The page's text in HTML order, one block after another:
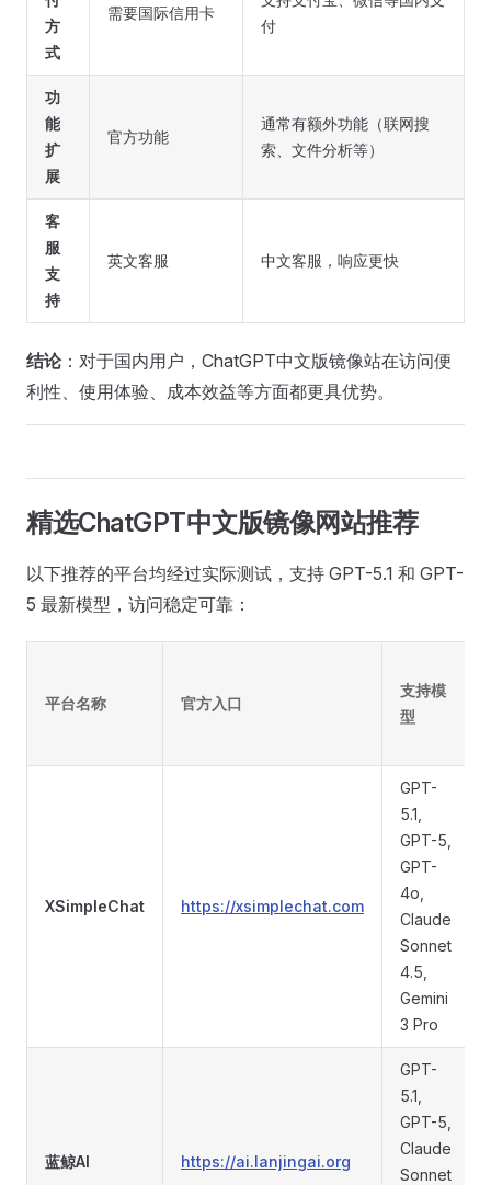
方
式
需要国际信用卡
付
功
能
扩
展
官方功能
通常有额外功能（联网搜
索、文件分析等）
客
服
支
持
英文客服 中文客服，响应更快
结论：对于国内用户，ChatGPT中文版镜像站在访问便
利性、使用体验、成本效益等方面都更具优势。
精选ChatGPT中文版镜像网站推荐
以下推荐的平台均经过实际测试，支持 GPT-5.1 和 GPT-
5 最新模型，访问稳定可靠：
平台名称 官方入口
支持模
型
XSimpleChat https://xsimplechat.com
GPT-
5.1,
GPT-5,
GPT-
4o,
Claude
Sonnet
4.5,
Gemini
3 Pro
蓝鲸AI https://ai.lanjingai.org
GPT-
5.1,
GPT-5,
Claude
Sonnet